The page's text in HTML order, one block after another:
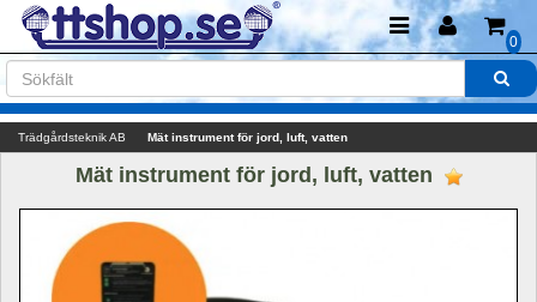
0
Trädgårdsteknik AB Mät instrument för jord, luft, vatten
Mät instrument för jord, luft, vatten